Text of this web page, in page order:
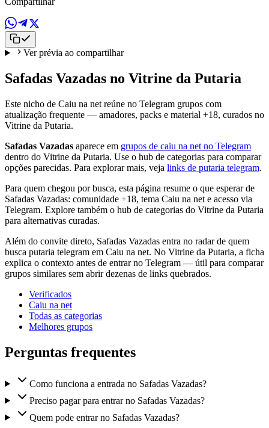
Ver prévia ao compartilhar
Safadas Vazadas no Vitrine da Putaria
Este nicho de Caiu na net reúne no Telegram grupos com
atualização frequente — amadores, packs e material +18, curados no
Vitrine da Putaria.
Safadas Vazadas aparece em grupos de caiu na net no Telegram
dentro do Vitrine da Putaria. Use o hub de categorias para comparar
opções parecidas. Para explorar mais, veja links de putaria telegram.
Para quem chegou por busca, esta página resume o que esperar de
Safadas Vazadas: comunidade +18, tema Caiu na net e acesso via
Telegram. Explore também o hub de categorias do Vitrine da Putaria
para alternativas curadas.
Além do convite direto, Safadas Vazadas entra no radar de quem
busca putaria telegram em Caiu na net. No Vitrine da Putaria, a ficha
explica o contexto antes de entrar no Telegram — útil para comparar
grupos similares sem abrir dezenas de links quebrados.
Verificados
Caiu na net
Todas as categorias
Melhores grupos
Perguntas frequentes
Como funciona a entrada no Safadas Vazadas?
Preciso pagar para entrar no Safadas Vazadas?
Quem pode entrar no Safadas Vazadas?